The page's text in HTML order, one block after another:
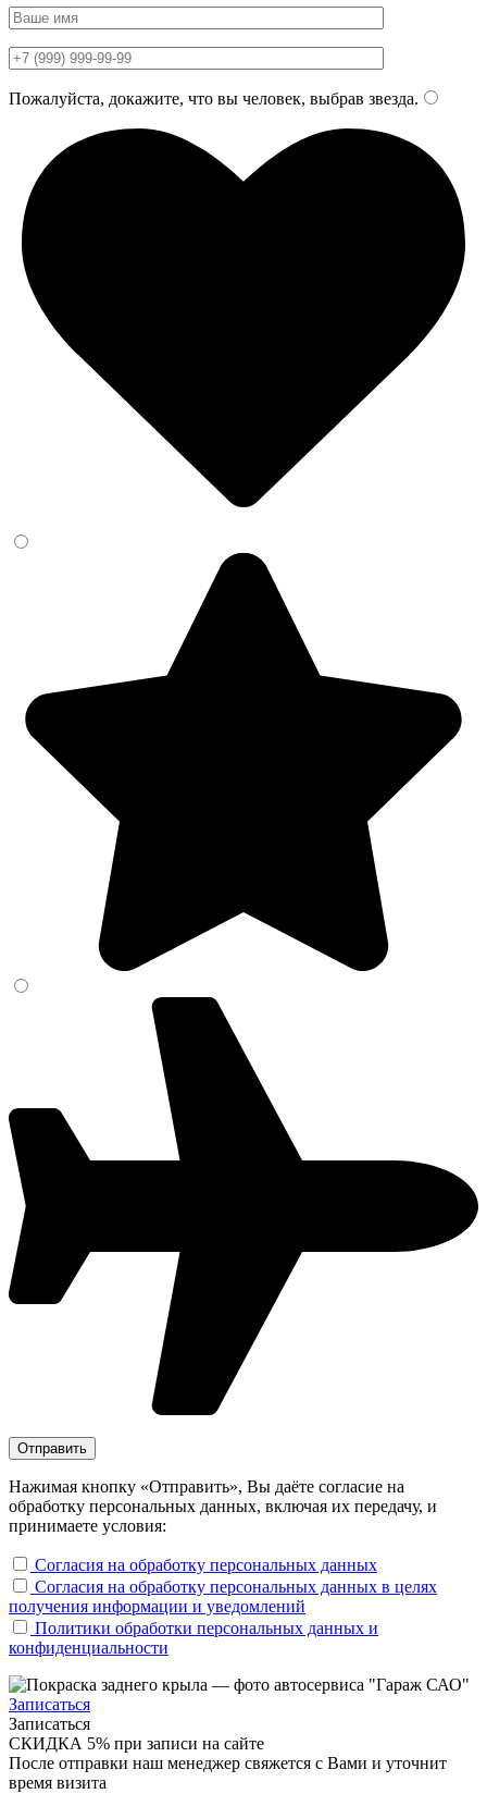
Пожалуйста, докажите, что вы человек, выбрав звезда.
Нажимая кнопку «Отправить», Вы даёте согласие на
обработку персональных данных, включая их передачу, и
принимаете условия:
Согласия на обработку персональных данных
Согласия на обработку персональных данных в целях
получения информации и уведомлений
Политики обработки персональных данных и
конфиденциальности
Записаться
Записаться
СКИДКА 5% при записи на сайте
После отправки наш менеджер свяжется с Вами и уточнит
время визита